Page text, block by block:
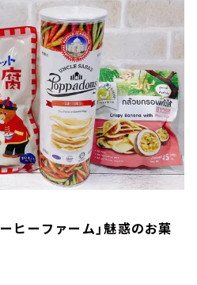
ヒーファーム」魅惑のお菓